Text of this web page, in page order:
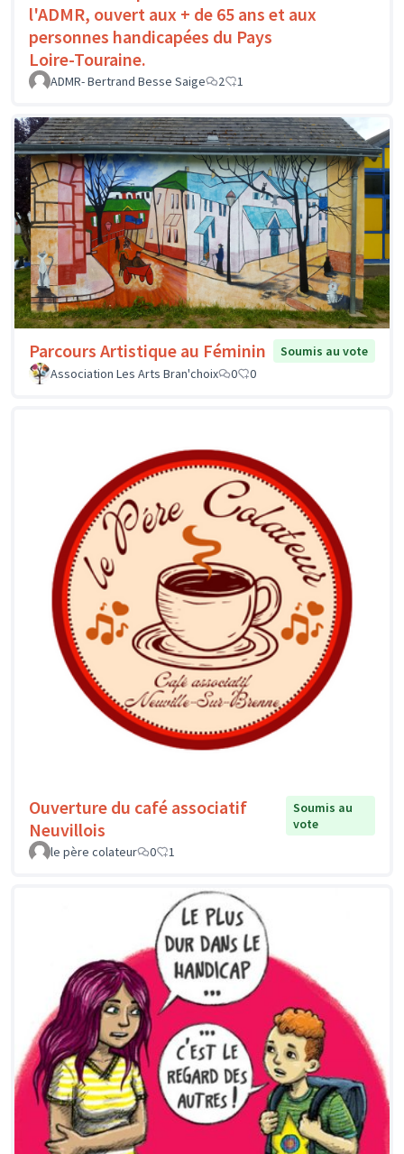
l'ADMR, ouvert aux + de 65 ans et aux
personnes handicapées du Pays
Loire-Touraine.
ADMR- Bertrand Besse Saige 2 1
Parcours Artistique au Féminin
Soumis au vote
Association Les Arts Bran'choix
0 0
Ouverture du café associatif
Neuvillois
Soumis au
vote
le père colateur
0 1